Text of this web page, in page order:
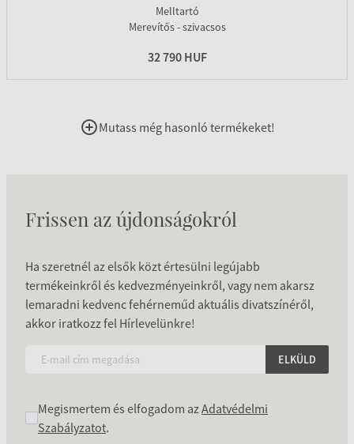
Melltartó
Merevítős - szivacsos
32 790 HUF
Mutass még hasonló termékeket!
Frissen az újdonságokról
Ha szeretnél az elsők közt értesülni legújabb
termékeinkről és kedvezményeinkről, vagy nem akarsz
lemaradni kedvenc fehérneműd aktuális divatszínéről,
akkor iratkozz fel Hírlevelünkre!
ELKÜLD
Megismertem és elfogadom azAdatvédelmi
Szabályzatot.